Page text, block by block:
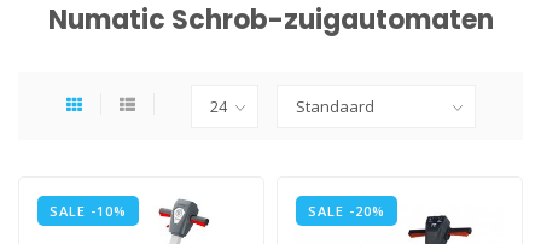
Numatic Schrob-zuigautomaten
SALE -10% SALE -20%